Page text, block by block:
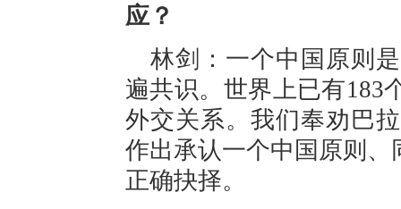
应？
林剑：一个中国原则
遍共识。世界上已有183
外交关系。我们奉劝巴
作出承认一个中国原则、
正确抉择。